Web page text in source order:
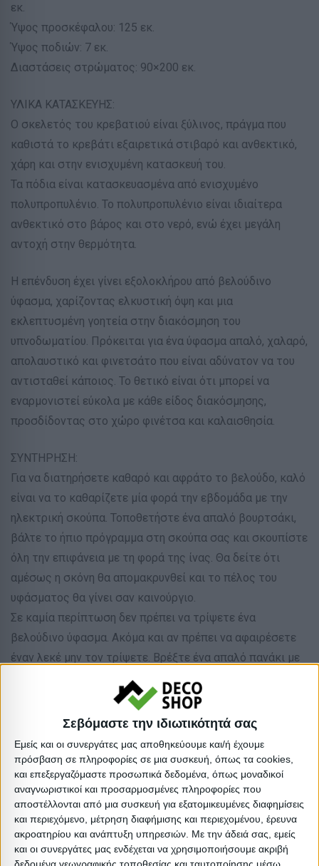
Σεβόμαστε την ιδιωτικότητά σας
Εμείς και οι συνεργάτες μας αποθηκεύουμε και/ή έχουμε
πρόσβαση σε πληροφορίες σε μια συσκευή, όπως τα cookies,
και επεξεργαζόμαστε προσωπικά δεδομένα, όπως μοναδικοί
αναγνωριστικοί και προσαρμοσμένες πληροφορίες που
αποστέλλονται από μια συσκευή για εξατομικευμένες διαφημίσεις
και περιεχόμενο, μέτρηση διαφήμισης και περιεχομένου, έρευνα
ακροατηρίου και ανάπτυξη υπηρεσιών. Με την άδειά σας, εμείς
και οι συνεργάτες μας ενδέχεται να χρησιμοποιήσουμε ακριβή
εκ.
Ύψος προσκέφαλου: 125 εκ.
Ύψος ποδιών: 7 εκ.
Διαστάσεις στρώματος: 90×200 εκ.
ΥΛΙΚΑ ΚΑΤΑΣΚΕΥΗΣ:
Ο σκελετός του κρεβατιού είναι ξύλινος, πράγμα που
καθιστά το κρεβάτι εξαιρετικά στιβαρό και ανθεκτικό,
χάρη και στην ενισχυμένη κατασκευή του.
Τα πόδια είναι κατασκευασμένα από ενισχυμένο
πολυπροπυλένιο. Το πολυπροπυλένιο είναι ιδιαίτερα
ανθεκτικό στο βάρος και στο νερό, ενώ έχει μεγάλη
αντοχή στην θερμότητα.
Η επένδυση έχει γίνει εξολοκλήρου από βελούδινο
ύφασμα, χαρίζοντας ελκυστική όψη και μια
εκλεπτυσμένη γοητεία στην διακόσμηση του
υπνοδωματίου. Πρόκειται για ένα ύφασμα απαλό, χαλαρό,
απολαυστικό και φινετσάτο που είναι αδύνατον να του
αντισταθεί κάποιος. Το θετικό είναι ότι μπορεί να
εναρμονιστεί εύκολα με κάθε είδος διακόσμησης,
προσδίδοντας στο χώρο φινέτσα και καλαισθησία.
ΣΥΝΤΗΡΗΣΗ:
Για να διατηρήσετε καθαρό και αφράτο το βελούδο, καλό
είναι να το καθαρίζετε μία φορά την εβδομάδα με την
ηλεκτρική σκούπα. Τοποθετήστε ένα απαλό βουρτσάκι,
βάλτε το ήπιο πρόγραμμα στη σκούπα σας και σκουπίστε
όλη την επιφάνεια με τη φορά της ίνας. Θα δείτε ότι
αμέσως η σκόνη θα απομακρυνθεί και το πέλος του
υφάσματος θα γίνει σαν καινούργιο.
Σε καμία περίπτωση δεν πρέπει να τρίψετε ένα
βελούδινο ύφασμα. Ακόμα και αν πρέπει να αφαιρέσετε
έναν λεκέ μην τον τρίψετε. Βρέξτε ένα απαλό πανάκι με
νερό και ταμπονάρετε τοπικά στον λεκέ.
ΠΛΕΟΝΕΚΤΗΜΑΤΑ:
•Ποιοτικά υλικά κατασκευής
•Ανθεκτικότητα
•Εύκολη συναρμολόγηση
•3 χρόνια εγγύηση σκελετού
*Το προϊόν παραδίδεται ασυναρμολόγητο σε
εργοστασιακές συσκευασίες.